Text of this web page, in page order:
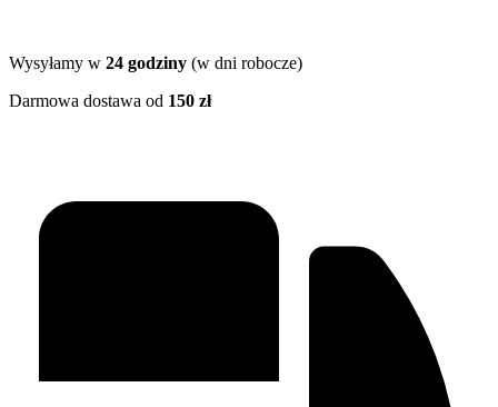
Wysyłamy w 24 godziny (w dni robocze)
Darmowa dostawa od 150 zł